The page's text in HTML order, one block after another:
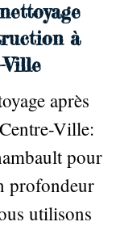
à
Ville
après
Ville:
pour
profondeur
utilisons